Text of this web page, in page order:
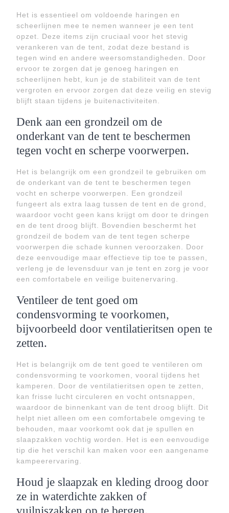
Het is essentieel om voldoende haringen en
scheerlijnen mee te nemen wanneer je een tent
opzet. Deze items zijn cruciaal voor het stevig
verankeren van de tent, zodat deze bestand is
tegen wind en andere weersomstandigheden. Door
ervoor te zorgen dat je genoeg haringen en
scheerlijnen hebt, kun je de stabiliteit van de tent
vergroten en ervoor zorgen dat deze veilig en stevig
blijft staan tijdens je buitenactiviteiten.
Denk aan een grondzeil om de
onderkant van de tent te beschermen
tegen vocht en scherpe voorwerpen.
Het is belangrijk om een grondzeil te gebruiken om
de onderkant van de tent te beschermen tegen
vocht en scherpe voorwerpen. Een grondzeil
fungeert als extra laag tussen de tent en de grond,
waardoor vocht geen kans krijgt om door te dringen
en de tent droog blijft. Bovendien beschermt het
grondzeil de bodem van de tent tegen scherpe
voorwerpen die schade kunnen veroorzaken. Door
deze eenvoudige maar effectieve tip toe te passen,
verleng je de levensduur van je tent en zorg je voor
een comfortabele en veilige buitenervaring.
Ventileer de tent goed om
condensvorming te voorkomen,
bijvoorbeeld door ventilatieritsen open te
zetten.
Het is belangrijk om de tent goed te ventileren om
condensvorming te voorkomen, vooral tijdens het
kamperen. Door de ventilatieritsen open te zetten,
kan frisse lucht circuleren en vocht ontsnappen,
waardoor de binnenkant van de tent droog blijft. Dit
helpt niet alleen om een comfortabele omgeving te
behouden, maar voorkomt ook dat je spullen en
slaapzakken vochtig worden. Het is een eenvoudige
tip die het verschil kan maken voor een aangename
kampeerervaring.
Houd je slaapzak en kleding droog door
ze in waterdichte zakken of